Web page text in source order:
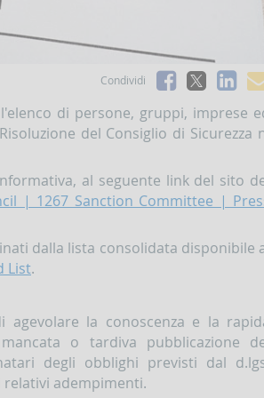
Condividi
X
di persone, gruppi, imprese
del Consiglio di Sicurezza
al seguente link del sito
| 1267 Sanction Committee |
dalla lista consolidata disponibile
List.
la conoscenza e la
o tardiva pubblicazione
degli obblighi previsti dal
relativi adempimenti.